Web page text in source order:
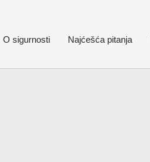
O sigurnosti Najćešća pitanja